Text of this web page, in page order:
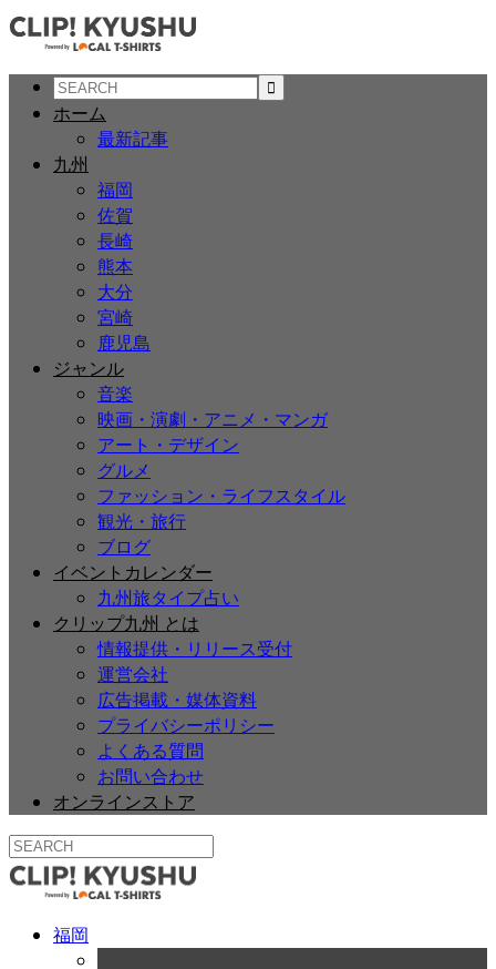
ホーム
最新記事
九州
福岡
佐賀
長崎
熊本
大分
宮崎
鹿児島
ジャンル
音楽
映画・演劇・アニメ・マンガ
アート・デザイン
グルメ
ファッション・ライフスタイル
観光・旅行
ブログ
イベントカレンダー
九州旅タイプ占い
クリップ九州 とは
情報提供・リリース受付
運営会社
広告掲載・媒体資料
プライバシーポリシー
よくある質問
お問い合わせ
オンラインストア
福岡